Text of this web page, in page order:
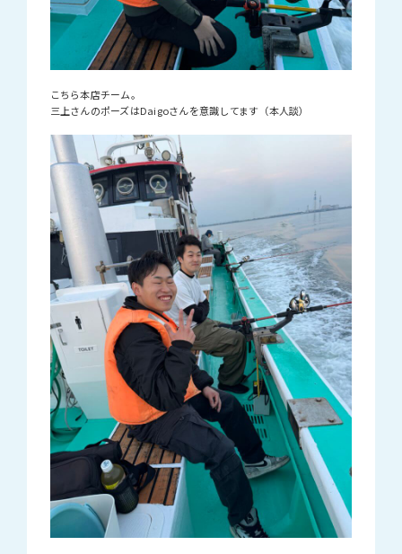
こちら本店チーム。
三上さんのポーズはDaigoさんを意識してます（本人談）